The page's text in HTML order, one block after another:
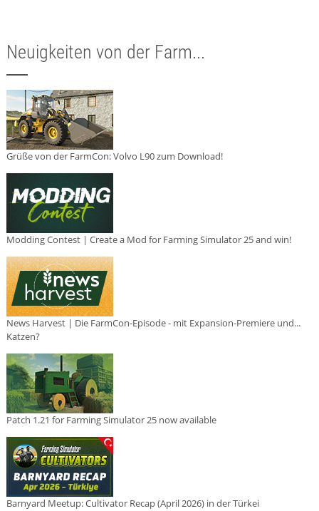
Neuigkeiten von der Farm...
Grüße von der FarmCon: Volvo L90 zum Download!
Modding Contest | Create a Mod for Farming Simulator 25 and win!
News Harvest | Die FarmCon-Episode - mit Expansion-Premiere und...
Katzen?
Patch 1.21 for Farming Simulator 25 now available
Barnyard Meetup: Cultivator Recap (April 2026) in der Türkei